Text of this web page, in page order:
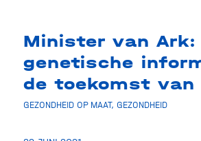
Minister van Ark:
genetische
de toekomst van
GEZONDHEID OP MAAT, GEZONDHEID